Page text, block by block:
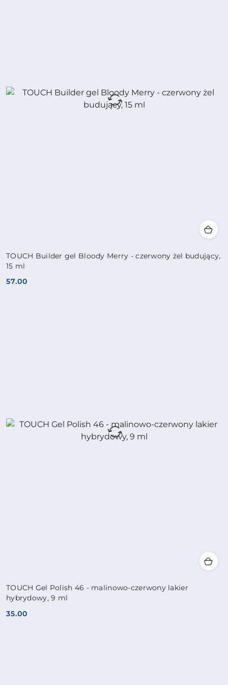
TOUCH Builder gel Bloody Merry - czerwony żel budujący,
15 ml
Cena:
57.00
TOUCH Gel Polish 46 - malinowo-czerwony lakier
hybrydowy, 9 ml
Cena:
35.00